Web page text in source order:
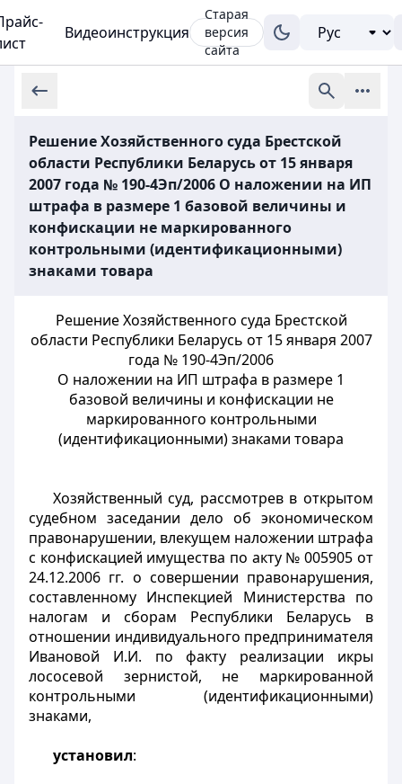
Видеоинструкция
Старая
версия
сайта
Решение Хозяйственного суда Брестской
области Республики Беларусь от 15 января
2007 года № 190-4Эп/2006 О наложении на ИП
штрафа в размере 1 базовой величины и
конфискации не маркированного
контрольными (идентификационными)
знаками товара
Решение Хозяйственного суда Брестской
области Республики Беларусь от 15 января 2007
года № 190-4Эп/2006
О наложении на ИП штрафа в размере 1
базовой величины и конфискации не
маркированного контрольными
(идентификационными) знаками товара
Хозяйственный суд, рассмотрев в открытом
судебном заседании дело об экономическом
правонарушении, влекущем наложении штрафа
с конфискацией имущества по акту № 005905 от
24.12.2006 гг. о совершении правонарушения,
составленному Инспекцией Министерства по
налогам и сборам Республики Беларусь в
отношении индивидуального предпринимателя
Ивановой И.И. по факту реализации икры
лососевой зернистой, не маркированной
контрольными (идентификационными)
знаками,
установил: